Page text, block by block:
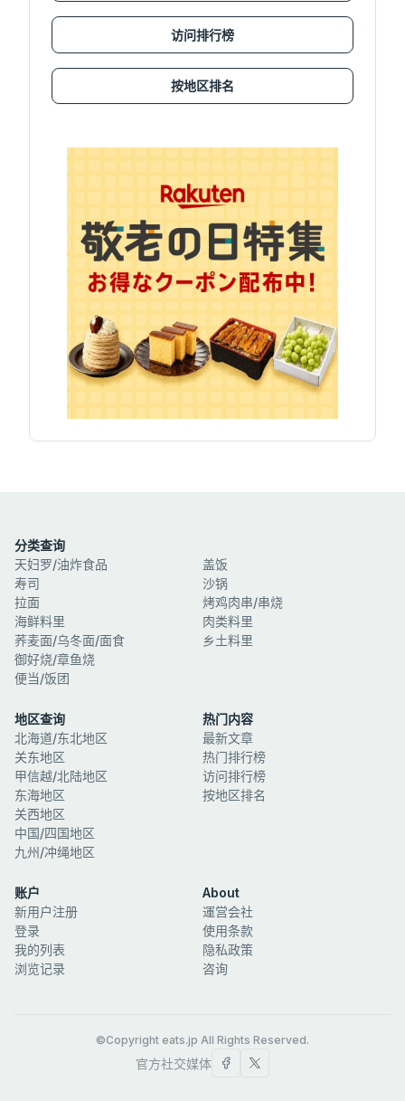
访问排行榜
按地区排名
分类查询
天妇罗/油炸食品
寿司
拉面
海鲜料里
荞麦面/乌冬面/面食
御好烧/章鱼烧
便当/饭团
盖饭
沙锅
烤鸡肉串/串烧
肉类料里
乡土料里
地区查询
北海道/东北地区
关东地区
甲信越/北陆地区
东海地区
关西地区
中国/四国地区
九州/冲绳地区
热门内容
最新文章
热门排行榜
访问排行榜
按地区排名
账户
新用户注册
登录
我的列表
浏览记录
About
運営会社
使用条款
隐私政策
咨询
©Copyright eats.jp All Rights Reserved.
官方社交媒体